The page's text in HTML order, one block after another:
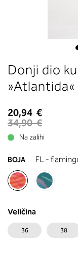
to
the
beginning
the
images
gallery
Donji dio
»Atlantida«
20,94 €
34,90 €
Na zalihi
BOJA FL -
Veličina
36 38